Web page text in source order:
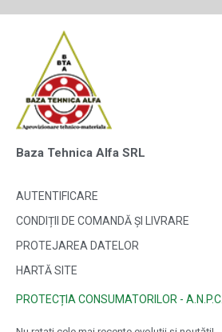
Baza Tehnica Alfa SRL
AUTENTIFICARE
CONDIȚII DE COMANDĂ ȘI LIVRARE
PROTEJAREA DATELOR
HARTĂ SITE
PROTECȚIA CONSUMATORILOR - A.N.P.C.